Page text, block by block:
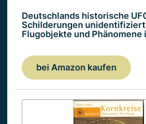
Deutschlands historische
Schilderungen
Flugobjekte und Phänomene
bei Amazon kaufen